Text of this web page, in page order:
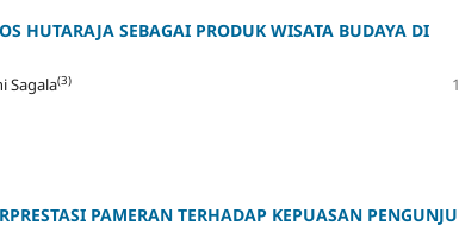
HUTARAJA SEBAGAI PRODUK WISATA BUDAYA DI
Sagala(3)
PAMERAN TERHADAP KEPUASAN